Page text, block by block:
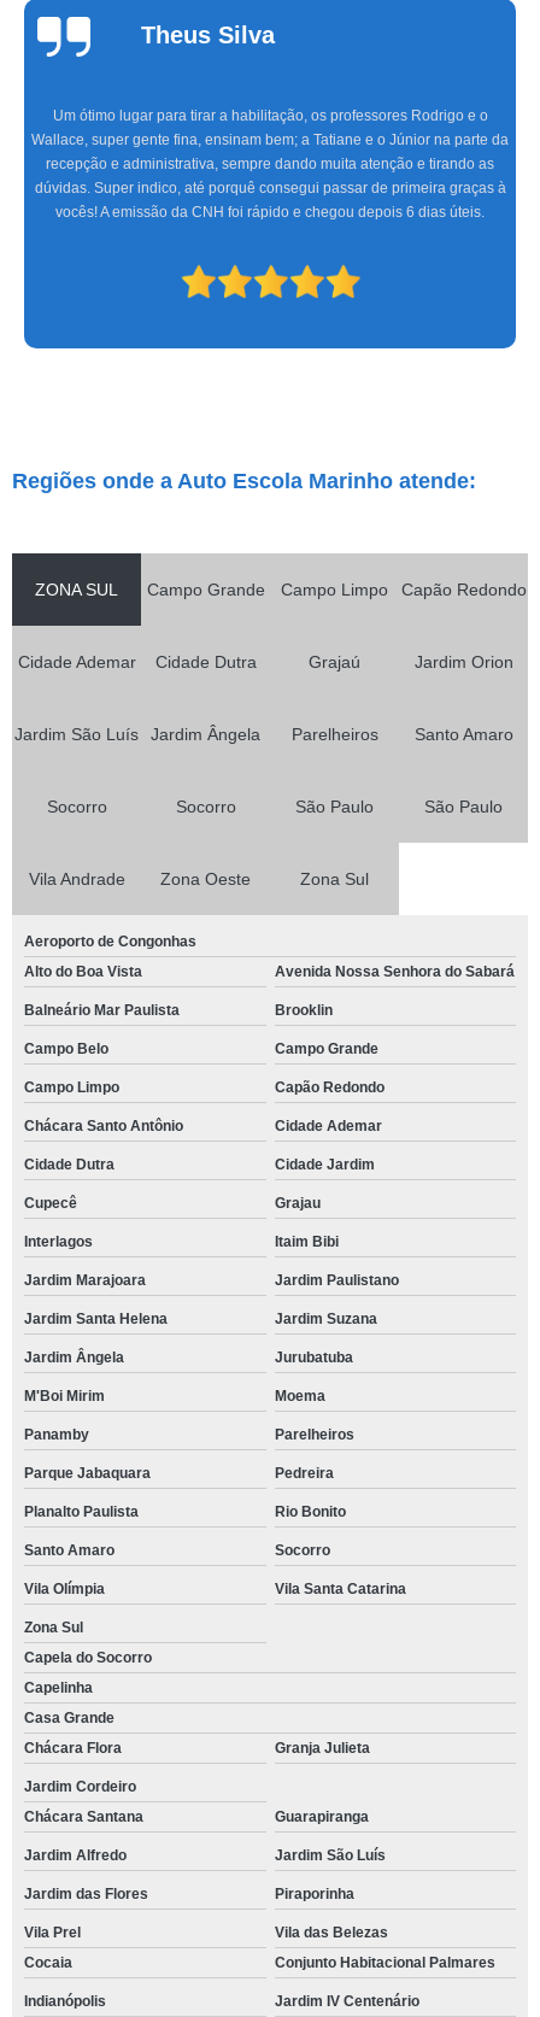
Cinthia
Alvarenga
Fazer aulas com a Marinho foi a melhor experiência que tive, com uma
equipe altamente treinada, profissionais de excelente gabarito, foram seis
meses de muita alegria e sucesso do CFC às aulas práticas, só tenho a
agradecer. Espero que os novos condutores tenham a mesma satisfação
que eu.
Regiões onde a Auto Escola Marinho atende:
ZONA SUL Campo Grande Campo Limpo Capão Redondo
Cidade Ademar Cidade Dutra Grajaú Jardim Orion
Jardim São Luís Jardim Ângela Parelheiros Santo Amaro
Socorro Socorro São Paulo São Paulo
Vila Andrade Zona Oeste Zona Sul
Aeroporto de Congonhas
Alto do Boa Vista
Avenida Nossa Senhora do Sabará
Balneário Mar Paulista Brooklin
Campo Belo Campo Grande
Campo Limpo Capão Redondo
Chácara Santo Antônio Cidade Ademar
Cidade Dutra Cidade Jardim
Cupecê Grajau
Interlagos Itaim Bibi
Jardim Marajoara Jardim Paulistano
Jardim Santa Helena Jardim Suzana
Jardim Ângela Jurubatuba
M'Boi Mirim Moema
Panamby Parelheiros
Parque Jabaquara Pedreira
Planalto Paulista Rio Bonito
Santo Amaro Socorro
Vila Olímpia Vila Santa Catarina
Zona Sul
Capela do Socorro
Capelinha
Casa Grande
Chácara Flora
Granja Julieta
Jardim Cordeiro
Chácara Santana
Guarapiranga
Jardim Alfredo Jardim São Luís
Jardim das Flores Piraporinha
Vila Prel
Vila das Belezas
Cocaia
Conjunto Habitacional Palmares
Indianópolis Jardim IV Centenário